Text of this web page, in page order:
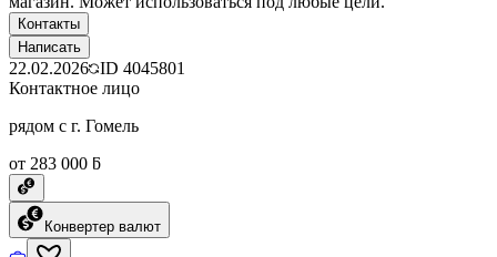
Контакты
Написать
22.02.2026 ID 4045801
Контактное лицо
рядом с г. Гомель
от 283 000 ƃ
Конвертер валют